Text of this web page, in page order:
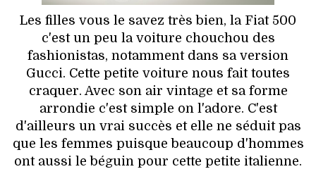
LIEUX TENDANCES
BEAUTÉ
MODE DE RUE
JEUNES CRÉATEURS
HISTOIRE DES MARQUES
Les filles vous le savez très bien, la Fiat 500
c'est un peu la voiture chouchou des
fashionistas, notamment dans sa version
Gucci. Cette petite voiture nous fait toutes
craquer. Avec son air vintage et sa forme
arrondie c'est simple on l'adore. C'est
d'ailleurs un vrai succès et elle ne séduit pas
que les femmes puisque beaucoup d'hommes
ont aussi le béguin pour cette petite italienne.